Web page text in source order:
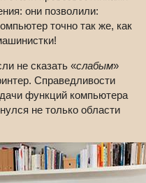
они позволили:
точно так же, как
не сказать «слабым»
Справедливости
функций компьютера
не только области